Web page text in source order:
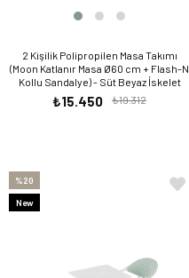
2 Kişilik Polipropilen Masa Takımı
(Moon Katlanır Masa Ø60 cm + Flash-N
Kollu Sandalye) - Süt Beyaz İskelet
₺15.450 ₺19.312
%20
New